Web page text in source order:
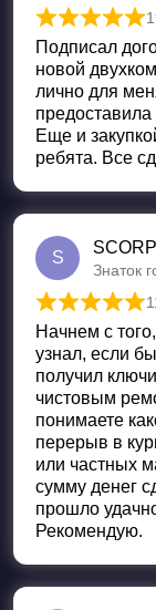
Оценка
Подписал
новой
лично для
предоставила
Еще и
ребята. Все
S
Знаток
Оценка
Начнем с
узнал, если
получил
чистовым
понимаете
перерыв в
или частных
сумму денег
прошло
Рекомендую.